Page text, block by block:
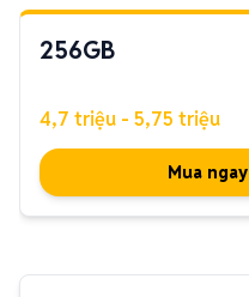
256GB
4,7 triệu - 5,75 triệu
Mua ngay